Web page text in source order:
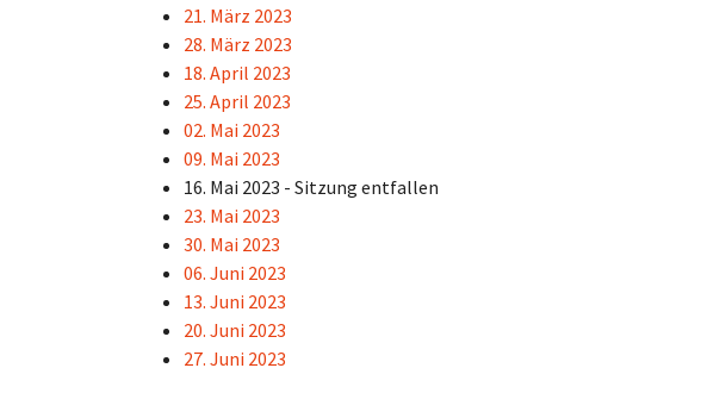
21. März 2023
28. März 2023
18. April 2023
25. April 2023
02. Mai 2023
09. Mai 2023
16. Mai 2023 - Sitzung entfallen
23. Mai 2023
30. Mai 2023
06. Juni 2023
13. Juni 2023
20. Juni 2023
27. Juni 2023